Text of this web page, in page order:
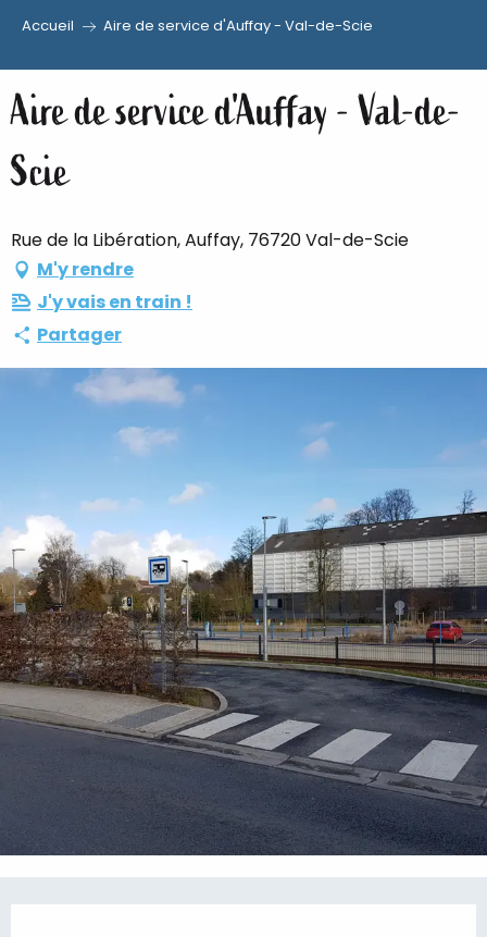
au
contenu
principal
Accueil Aire de service d'Auffay - Val-de-Scie
Aire de service d'Auffay - Val-de-
Scie
Rue de la Libération, Auffay, 76720 Val-de-Scie
M'y rendre
J'y vais en train !
Partager